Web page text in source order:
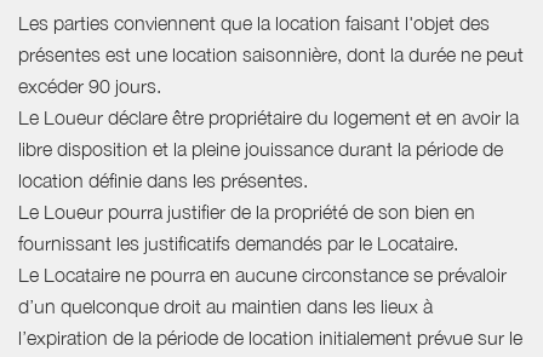
Les parties conviennent que la location faisant l'objet des
présentes est une location saisonnière, dont la durée ne peut
excéder 90 jours.
Le Loueur déclare être propriétaire du logement et en avoir la
libre disposition et la pleine jouissance durant la période de
location définie dans les présentes.
Le Loueur pourra justifier de la propriété de son bien en
fournissant les justificatifs demandés par le Locataire.
Le Locataire ne pourra en aucune circonstance se prévaloir
d’un quelconque droit au maintien dans les lieux à
l’expiration de la période de location initialement prévue sur le